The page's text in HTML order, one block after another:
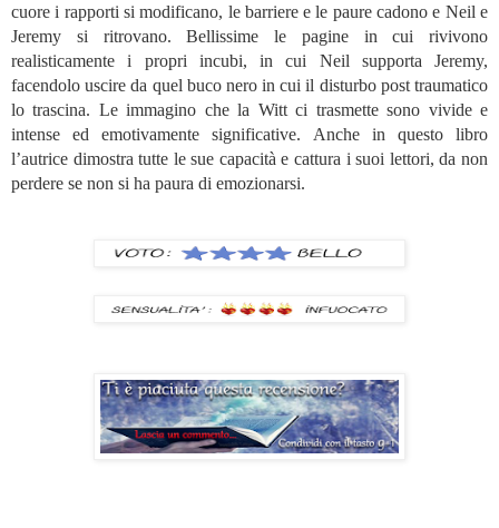
cuore i rapporti si modificano, le barriere e le paure cadono e Neil e
Jeremy si ritrovano. Bellissime le pagine in cui rivivono
realisticamente i propri incubi, in cui Neil supporta Jeremy,
facendolo uscire da quel buco nero in cui il disturbo post traumatico
lo trascina. Le immagino che la Witt ci trasmette sono vivide e
intense ed emotivamente significative. Anche in questo libro
l’autrice dimostra tutte le sue capacità e cattura i suoi lettori, da non
perdere se non si ha paura di emozionarsi.